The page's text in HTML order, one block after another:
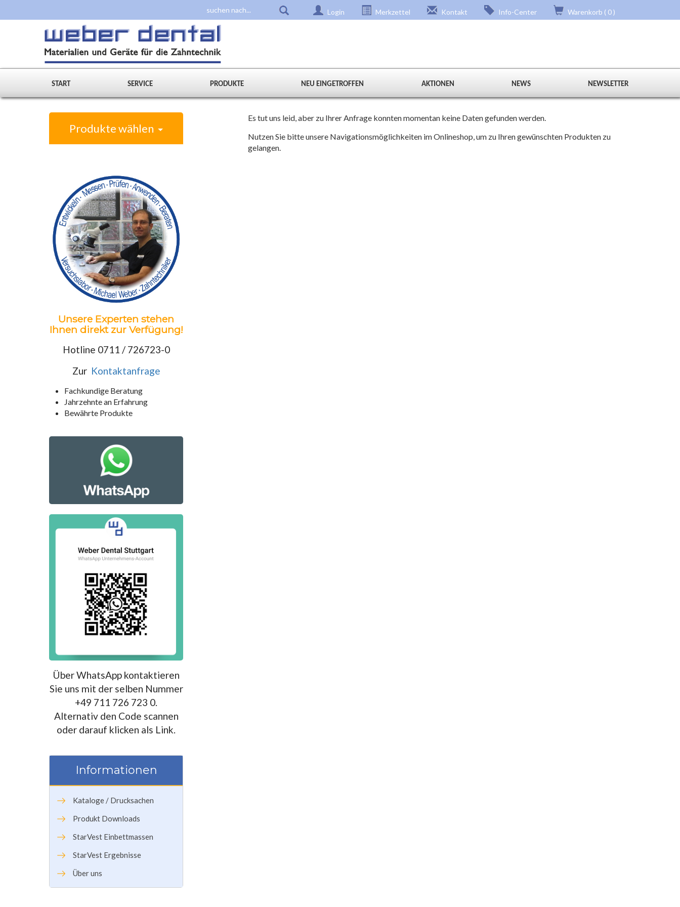
Login Merkzettel Kontakt Info-Center Warenkorb ( 0 )
START SERVICE PRODUKTE NEU EINGETROFFEN AKTIONEN NEWS NEWSLETTER
Produkte wählen
Unsere Experten stehen
Ihnen direkt zur Verfügung!
Hotline 0711 / 726723-0
Zur Kontaktanfrage
Fachkundige Beratung
Jahrzehnte an Erfahrung
Bewährte Produkte
Über WhatsApp kontaktieren
Sie uns mit der selben Nummer
+49 711 726 723 0.
Alternativ den Code scannen
oder darauf klicken als Link.
Informationen
Kataloge / Drucksachen
Produkt Downloads
StarVest Einbettmassen
StarVest Ergebnisse
Über uns
Es tut uns leid, aber zu Ihrer Anfrage konnten momentan keine Daten gefunden werden.
Nutzen Sie bitte unsere Navigationsmöglichkeiten im Onlineshop, um zu Ihren gewünschten Produkten zu
gelangen.